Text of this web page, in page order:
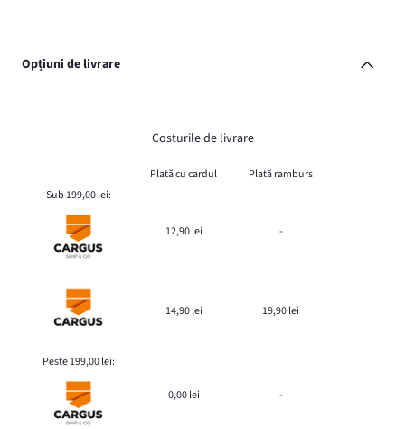
Opțiuni de livrare
Costurile de livrare
Plată cu cardul
Plată ramburs
Sub 199,00 lei:
12,90 lei -
14,90 lei 19,90 lei
Peste 199,00 lei:
0,00 lei -